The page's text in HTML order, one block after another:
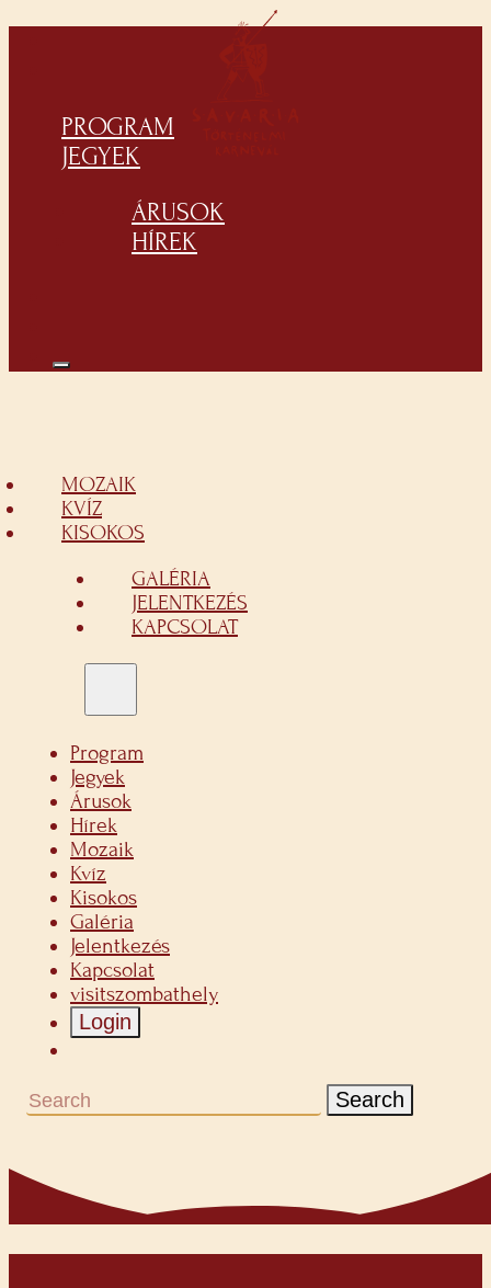
PROGRAM
JEGYEK
ÁRUSOK
HÍREK
MOZAIK
KVÍZ
KISOKOS
GALÉRIA
JELENTKEZÉS
KAPCSOLAT
Program
Jegyek
Árusok
Hírek
Mozaik
Kvíz
Kisokos
Galéria
Jelentkezés
Kapcsolat
visitszombathely
Login
Search